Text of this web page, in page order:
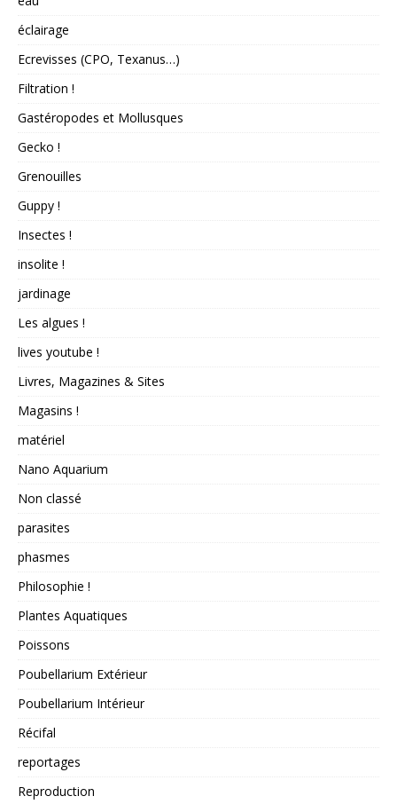
éclairage
Ecrevisses (CPO, Texanus…)
Filtration !
Gastéropodes et Mollusques
Gecko !
Grenouilles
Guppy !
Insectes !
insolite !
jardinage
Les algues !
lives youtube !
Livres, Magazines & Sites
Magasins !
matériel
Nano Aquarium
Non classé
parasites
phasmes
Philosophie !
Plantes Aquatiques
Poissons
Poubellarium Extérieur
Poubellarium Intérieur
Récifal
reportages
Reproduction